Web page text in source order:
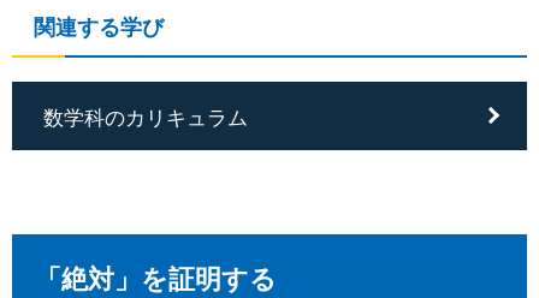
関連する学び
数学科のカリキュラム
「絶対」を証明する